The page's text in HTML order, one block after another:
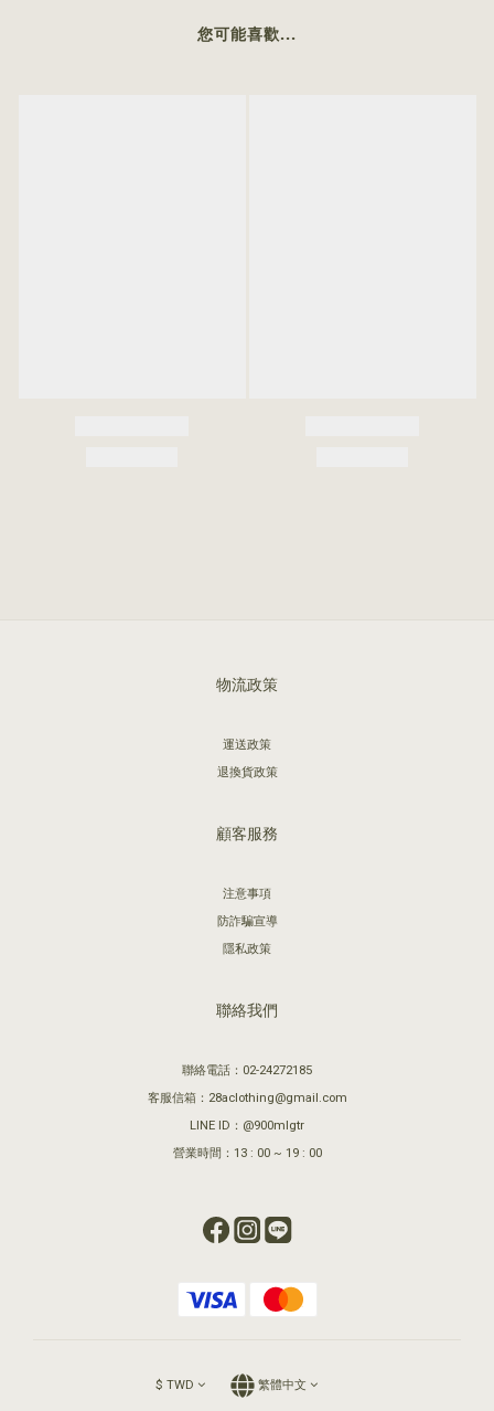
您可能喜歡...
物流政策
運送政策
退換貨政策
顧客服務
注意事項
防詐騙宣導
隱私政策
聯絡我們
聯絡電話：02-24272185
客服信箱：28aclothing@gmail.com
LINE ID：@900mlgtr
營業時間：13 : 00 ~ 19 : 00
$ TWD 繁體中文